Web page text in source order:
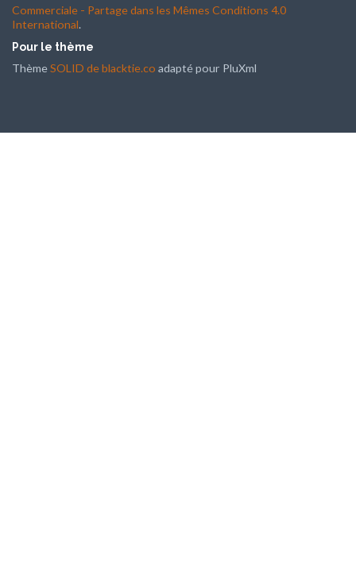
Commerciale - Partage dans les Mêmes Conditions 4.0
International.
Pour le thème
ThèmeSOLID de blacktie.co adapté pour PluXml